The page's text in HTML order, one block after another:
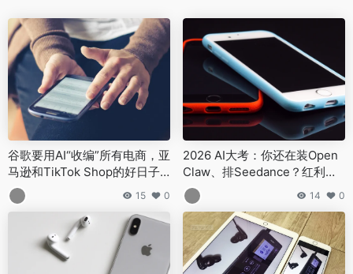
谷歌要用AI“收编”所有电商，亚
马逊和TikTok Shop的好日子
到头了？
15 0
2026 AI大考：你还在装Open
Claw、排Seedance？红利只
留给行动派！
14 0